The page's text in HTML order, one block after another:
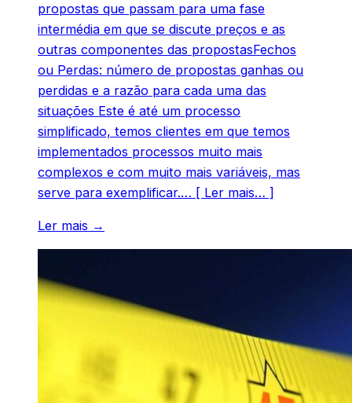
propostas que passam para uma fase
intermédia em que se discute preços e as
outras componentes das propostasFechos
ou Perdas: número de propostas ganhas ou
perdidas e a razão para cada uma das
situações Este é até um processo
simplificado, temos clientes em que temos
implementados processos muito mais
complexos e com muito mais variáveis, mas
serve para exemplificar.… [ Ler mais… ]
Ler mais →